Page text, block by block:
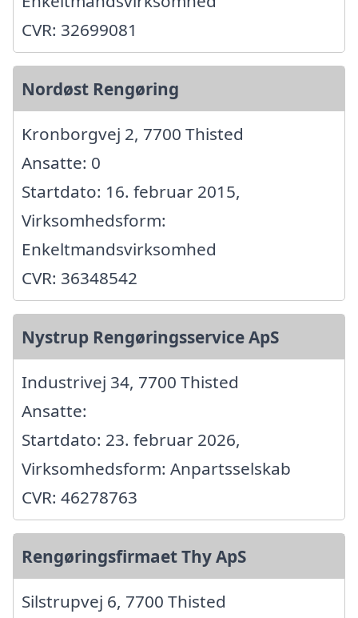
CVR: 32699081
Nordøst Rengøring
Kronborgvej 2, 7700 Thisted
Ansatte: 0
Startdato: 16. februar 2015,
Virksomhedsform:
Enkeltmandsvirksomhed
CVR: 36348542
Nystrup Rengøringsservice ApS
Industrivej 34, 7700 Thisted
Ansatte:
Startdato: 23. februar 2026,
Virksomhedsform: Anpartsselskab
CVR: 46278763
Rengøringsfirmaet Thy ApS
Silstrupvej 6, 7700 Thisted